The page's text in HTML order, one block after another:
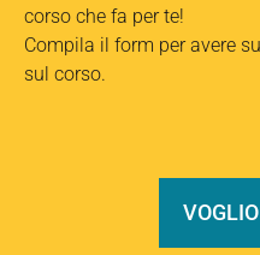
corso che fa per te!
Compila il form per avere
sul corso.